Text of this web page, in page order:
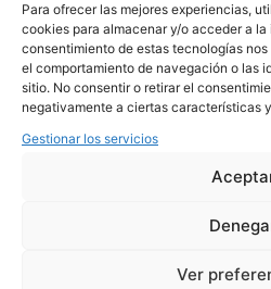
Para ofrecer las mejores experiencias,
cookies para almacenar y/o acceder a
consentimiento de estas tecnologías
el comportamiento de navegación o las
sitio. No consentir o retirar el
negativamente a ciertas características
Gestionar los servicios
Ver
Nórdico / Industrial, 90’s –